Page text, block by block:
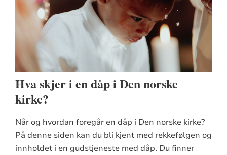
Hva skjer i en dåp i Den norske
kirke?
Når og hvordan foregår en dåp i Den norske kirke?
På denne siden kan du bli kjent med rekkefølgen og
innholdet i en gudstjeneste med dåp. Du finner